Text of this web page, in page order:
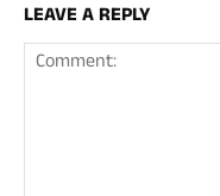
LEAVE A REPLY